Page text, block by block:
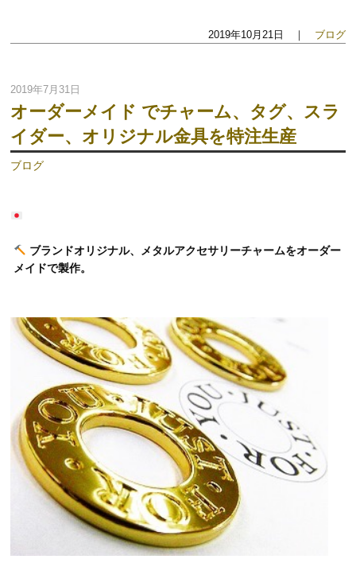
2019年10月21日 ｜ ブログ
2019年7月31日
オーダーメイド でチャーム、タグ、スラ
イダー、オリジナル金具を特注生産
ブログ
ブランドオリジナル、メタルアクセサリーチャームをオーダー
メイドで製作。